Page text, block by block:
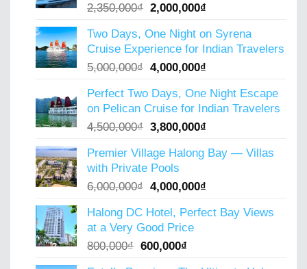
2,350,000₫ Original
was:
2,350,000₫.
2,000,000₫
is:
2,000,000₫.
Two Days, One Night on Syrena
Cruise Experience for Indian Travelers
5,000,000₫ Original
was:
5,000,000₫.
4,000,000₫
is:
4,000,000₫.
Perfect Two Days, One Night Escape
on Pelican Cruise for Indian Travelers
4,500,000₫ Original
was:
4,500,000₫.
3,800,000₫
is:
Premier Village Halong Bay — Villas
with Private Pools
6,000,000₫ Original
was:
6,000,000₫.
4,000,000₫
is:
Halong DC Hotel, Perfect Bay Views
at a Very Good Price
800,000₫ Original
600,000₫